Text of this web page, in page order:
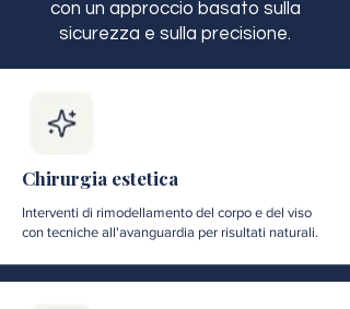
con un approccio basato sulla
sicurezza e sulla precisione.
Chirurgia estetica
Interventi di rimodellamento del corpo e del viso
con tecniche all'avanguardia per risultati naturali.